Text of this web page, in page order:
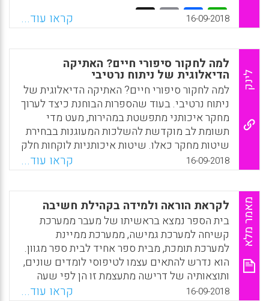
WhatsApp
Facebook
Email
WhatsApp
Facebook
Email 16-09-2018 קראו עוד...
לינק
למה לחקור סיפורי חיים? האתיקה
הדיאלוגית של ניתוח נרטיבי
למה לחקור סיפורי חיים? האתיקה הדיאלוגית של
ניתוח נרטיבי. בעוד שהספרות הבוחנת כיצד לערוך
מחקר איכותני מתפשטת במהירות, מעט מדי
תשומת לב מוקדשת להשלכות המעוגנות בבחירת
שיטות מחקר כאלו. שיטות איכותניות לוקחות חלק
במאמץ הנעשה לאחרונה, להשמעת קולותיהם של
יחידים. הקשבה לקול האישי מחייבת נקיטת
עמדה בדבר דרישתו של אותו קול לשמירת
האוטנטיות של העצמי שלו. ( Arthur Frank )
WhatsApp
Facebook
Email
X
16-09-2018 קראו עוד...
מאמר מלא לקראת הוראה ולמידה בקהילת חשיבה
בית הספר נמצא בראשיתו של מעבר ממערכת
קשיחה למערכת גמישה, ממערכת ממיינת
למערכת תומכת, מבית ספר אחיד לבית ספר מגוון.
הוא נדרש להתאים עצמו לטיפוסי לומדים שונים,
ותוצאותיה של דרישה מתעצמת זו הן לפי שעה
בלתי-ידועות. המאמר מפתח עקרונות ומתווה מודל
16-09-2018 קראו עוד...